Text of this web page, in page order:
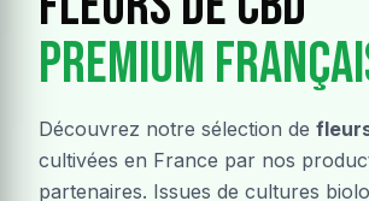
Premium
Découvrez notre sélection de
cultivées en France par nos
partenaires. Issues de cultures